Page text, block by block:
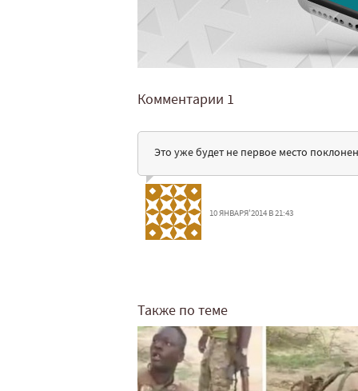
Комментарии 1
Это уже будет не первое место
10 ЯНВАРЯ'2014 В 21:43
Также по теме